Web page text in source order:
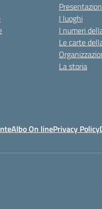
I luoghi
I numeri
Le carte
La storia
Albo On linePrivacy Policy